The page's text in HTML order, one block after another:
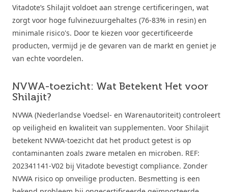
Vitadote’s Shilajit voldoet aan strenge certificeringen, wat
zorgt voor hoge fulvinezuurgehaltes (76-83% in resin) en
minimale risico's. Door te kiezen voor gecertificeerde
producten, vermijd je de gevaren van de markt en geniet je
van echte voordelen.
NVWA-toezicht: Wat Betekent Het voor
Shilajit?
NVWA (Nederlandse Voedsel- en Warenautoriteit) controleert
op veiligheid en kwaliteit van supplementen. Voor Shilajit
betekent NVWA-toezicht dat het product getest is op
contaminanten zoals zware metalen en microben. REF:
202341141-V02 bij Vitadote bevestigt compliance. Zonder
NVWA risico op onveilige producten. Besmetting is een